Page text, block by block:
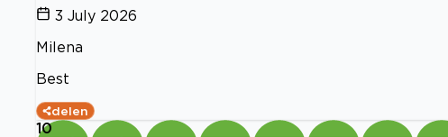
3 July 2026
Milena
Best
delen
10